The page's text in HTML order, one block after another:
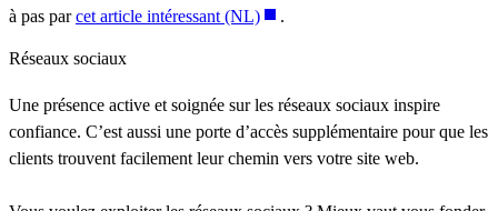
à pas parcet article intéressant (NL) .
Réseaux sociaux
Une présence active et soignée sur les réseaux sociaux inspire
confiance. C’est aussi une porte d’accès supplémentaire pour que les
clients trouvent facilement leur chemin vers votre site web.